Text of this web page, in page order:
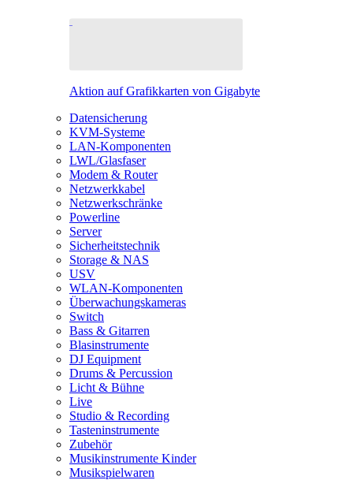
Aktion auf Grafikkarten von Gigabyte
Datensicherung
KVM-Systeme
LAN-Komponenten
LWL/Glasfaser
Modem & Router
Netzwerkkabel
Netzwerkschränke
Powerline
Server
Sicherheitstechnik
Storage & NAS
USV
WLAN-Komponenten
Überwachungskameras
Switch
Bass & Gitarren
Blasinstrumente
DJ Equipment
Drums & Percussion
Licht & Bühne
Live
Studio & Recording
Tasteninstrumente
Zubehör
Musikinstrumente Kinder
Musikspielwaren